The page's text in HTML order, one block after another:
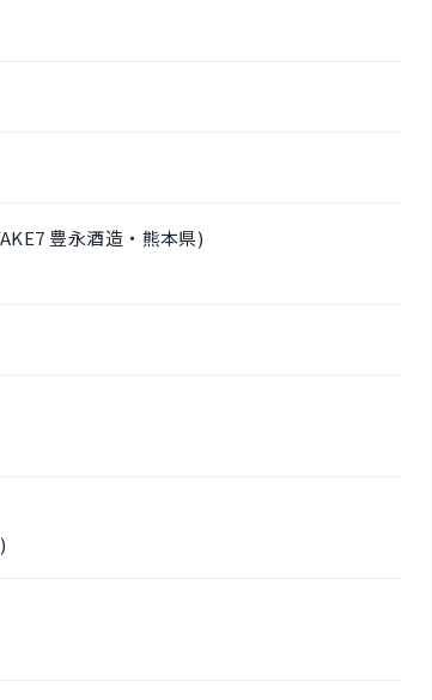
豊永酒造・熊本県)